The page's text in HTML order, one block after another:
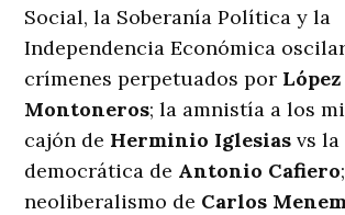
Social, la Soberanía Política y la
Independencia Económica
crímenes perpetuados por
Montoneros; la amnistía a los
cajón de Herminio Iglesias vs
democrática de Antonio Cafiero
neoliberalismo de Carlos